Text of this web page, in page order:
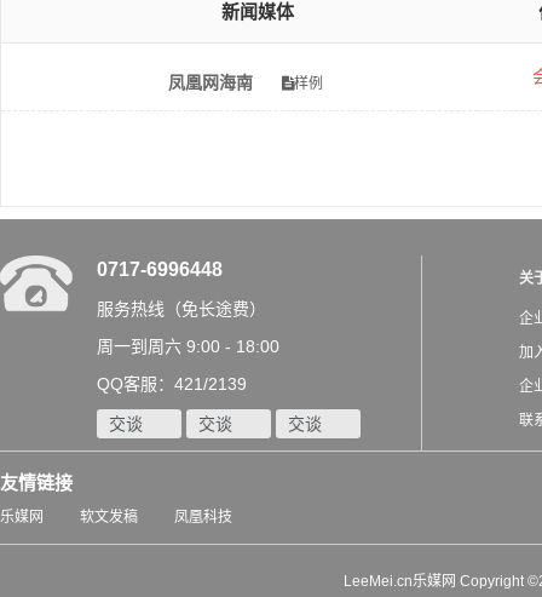
新闻媒体
凤凰网海南 样例
0717-6996448
服务热线（免长途费）
周一到周六 9:00 - 18:00
QQ客服：421/2139
交谈 交谈 交谈
关
企
加
企
联
友情链接
乐媒网 软文发稿 凤凰科技
LeeMei.cn乐媒网 Copyright